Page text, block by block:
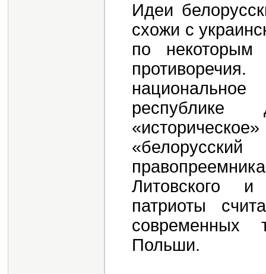
Идеи
схожи с
по
Литовского
патриоты
современных
Польши.